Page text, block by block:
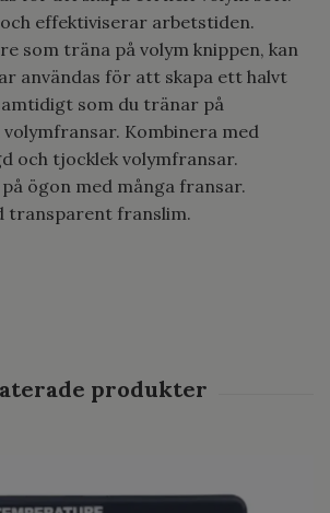
effektiviserar arbetstiden.
som träna på volym knippen, kan
användas för att skapa ett halvt
som du tränar på
Kombinera med
och tjocklek volymfransar.
ögon med många fransar.
transparent franslim.